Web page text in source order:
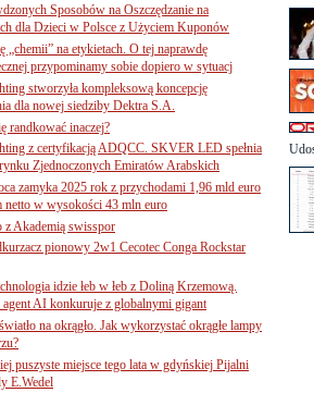
Sposobów na Oszczędzanie na
dla Dzieci w Polsce z Użyciem Kuponów
„chemii” na etykietach. O tej naprawdę
przypominamy sobie dopiero w sytuacj
stworzyła kompleksową koncepcję
dla nowej siedziby Dektra S.A.
randkować inaczej?
z certyfikacją ADQCC. SKVER LED spełnia
Zjednoczonych Emiratów Arabskich
zamyka 2025 rok z przychodami 1,96 mld euro
netto w wysokości 43 mln euro
z Akademią swisspor
pionowy 2w1 Cecotec Conga Rockstar
idzie łeb w łeb z Doliną Krzemową.
AI konkuruje z globalnymi gigant
na okrągło. Jak wykorzystać okrągłe lampy
puszyste miejsce tego lata w gdyńskiej Pijalni
E.Wedel